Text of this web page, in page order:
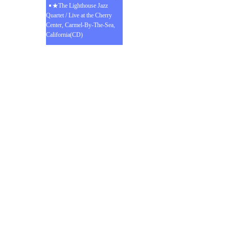
★The Lighthouse Jazz
Quartet / Live at the Cherry
Center, Carmel-By-The-Sea,
California(CD)